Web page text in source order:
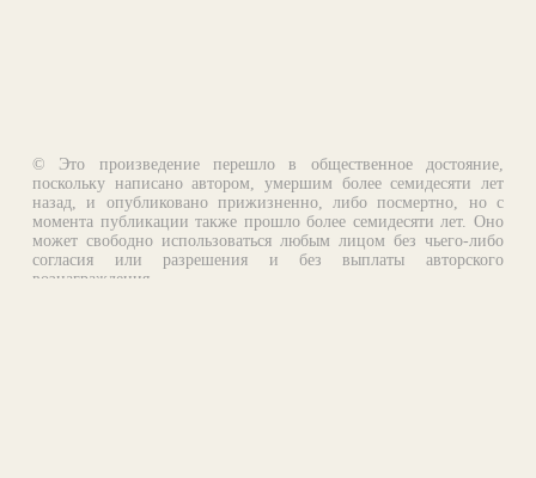
© Это произведение перешло в общественное достояние,
поскольку написано автором, умершим более семидесяти лет
назад, и опубликовано прижизненно, либо посмертно, но с
момента публикации также прошло более семидесяти лет. Оно
может свободно использоваться любым лицом без чьего-либо
согласия или разрешения и без выплаты авторского
вознаграждения.